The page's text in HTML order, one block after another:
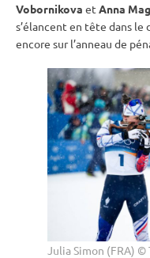
Vobornikova et Anna
s’élancent en tête dans le
encore sur l’anneau de
Julia Simon (FRA)